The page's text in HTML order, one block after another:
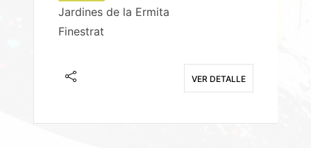
Jardines de la Ermita
Finestrat
VER DETALLE